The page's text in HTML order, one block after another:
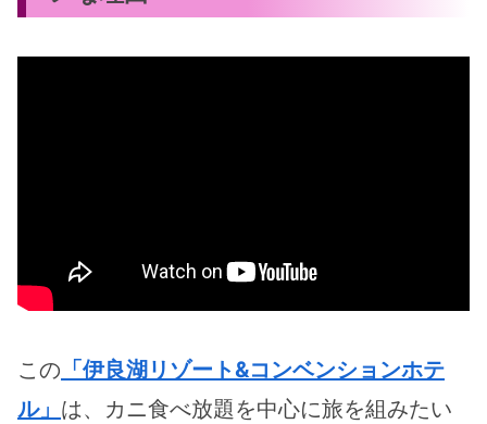
この 「伊良湖リゾート&コンベンションホテ
ル」 は、カニ食べ放題を中心に旅を組みたい